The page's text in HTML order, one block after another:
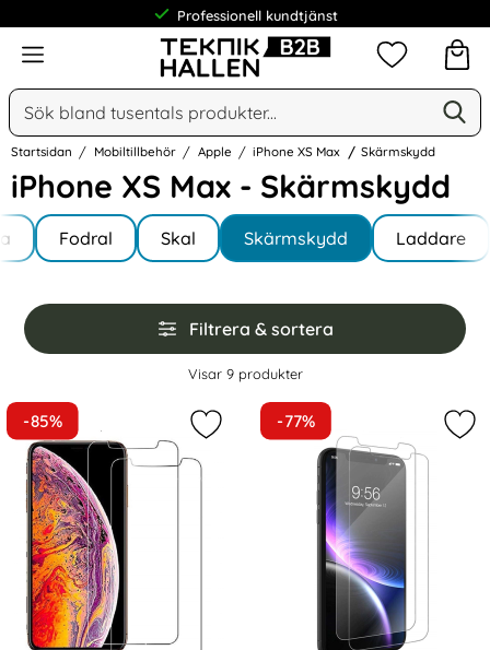
Professionell kundtjänst
Meny
Sök
Sök på Narse Group AB
Mina
Startsidan Mobiltillbehör Apple iPhone XS Max Skärmskydd
iPhone XS Max - Skärmskydd
Hoppa
till
produkter
Underkategorier
MaxFodral Skal Skärmskydd Laddare
Hoppa
över
filtersektionen
Filtrera & sortera
Filtrera & sortera
Visar 9 produkter
produktlista
-85%
Markera 2-Pack härdat glas för
-77%